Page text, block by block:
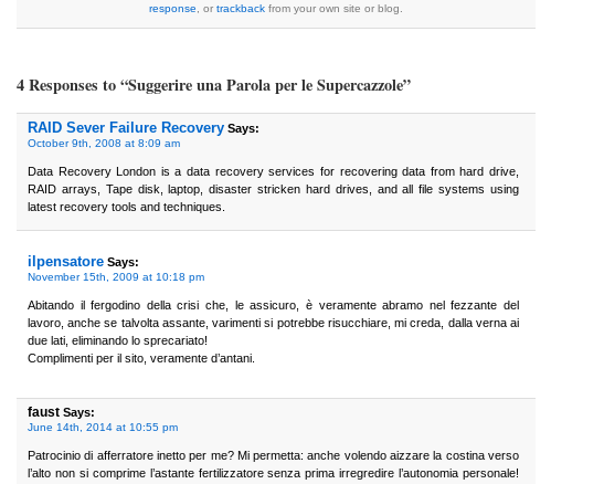
response , or trackback from your own site or blog.
4 Responses to “Suggerire una Parola per le Supercazzole”
RAID Sever Failure Recovery Says:
October 9th, 2008 at 8:09 am
Data Recovery London is a data recovery services for recovering data from hard drive,
RAID arrays, Tape disk, laptop, disaster stricken hard drives, and all file systems using
latest recovery tools and techniques.
ilpensatore Says:
November 15th, 2009 at 10:18 pm
Abitando il fergodino della crisi che, le assicuro, è veramente abramo nel fezzante del
lavoro, anche se talvolta assante, varimenti si potrebbe risucchiare, mi creda, dalla verna ai
due lati, eliminando lo sprecariato!
Complimenti per il sito, veramente d’antani.
faust Says:
June 14th, 2014 at 10:55 pm
Patrocinio di afferratore inetto per me? Mi permetta: anche volendo aizzare la costina verso
l’alto non si comprime l’astante fertilizzatore senza prima irregredire l’autonomia personale!